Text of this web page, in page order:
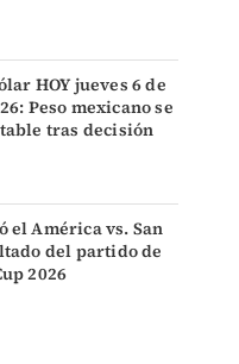
HOY jueves 6 de
Peso mexicano se
tras decisión
el América vs. San
del partido de
2026